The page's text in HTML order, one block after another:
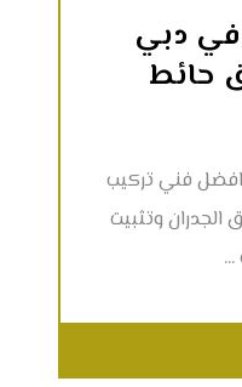
في دبي
فني تركيب
وتثبيت